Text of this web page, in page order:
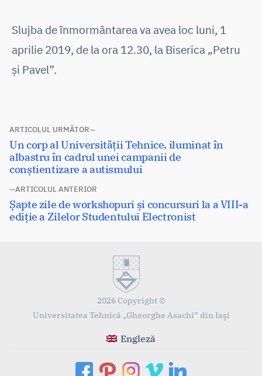
Slujba de înmormântarea va avea loc luni, 1
aprilie 2019, de la ora 12.30, la Biserica „Petru
și Pavel”.
Navigare
în
articole
ARTICOLUL ANTERIOR
Articolul
anterior:
Șapte zile de workshopuri și concursuri la a VIII-a
ediție a Zilelor Studentului Electronist
ARTICOLUL URMĂTOR
Articolul
următor:
Un corp al Universității Tehnice, iluminat în
albastru în cadrul unei campanii de
conștientizare a autismului
2026 Copyright ©
Universitatea Tehnică „Gheorghe Asachi” din Iaşi
Engleză